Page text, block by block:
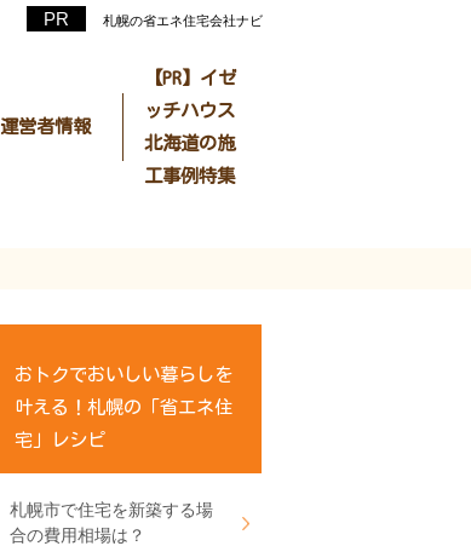
札幌の省エネ住宅会社ナビ
運営者情報
【PR】イゼ
ッチハウス
北海道の施
工事例特集
おトクでおいしい暮らしを
叶える！札幌の「省エネ住
宅」レシピ
札幌市で住宅を新築する場
合の費用相場は？